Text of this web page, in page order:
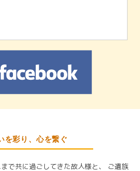
を彩り、心を繋ぐ
で共に過ごしてきた故人様と、
ご遺族